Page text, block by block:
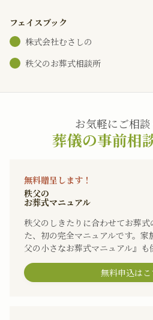
フェイスブック
株式会社むさしの
秩父のお葬式相談所
お気軽にご相
葬儀の事前相
無料贈呈します！
秩父の
お葬式マニュアル
秩父のしきたりに合わせてお葬
た、初の完全マニュアルです。
父の小さなお葬式マニュアル』も
無料申込はこ